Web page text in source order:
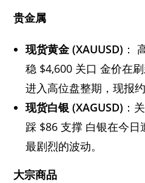
贵金属
现货黄金 (XAUUSD) ：
稳 $4,600 关口 金价在
进入高位盘整期，现报
现货白银 (XAGUSD) ：
踩 $86 支撑 白银在今
最剧烈的波动。
大宗商品